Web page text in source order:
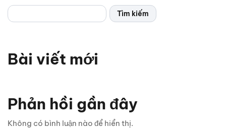
Tìm kiếm
Bài viết mới
5 vị trí trên ô tô cần kiểm tra ngay sau mưa lớn
Phản hồi gần đây
Không có bình luận nào để hiển thị.